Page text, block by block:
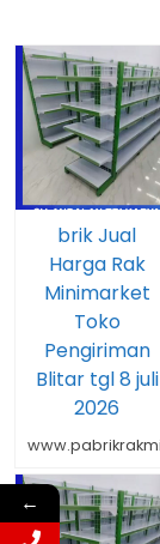
brik Jual
Harga Rak
Minimarket
Toko
Pengiriman
Blitar tgl 8 juli
2026
←